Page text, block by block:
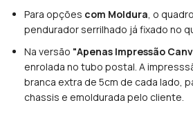
Para opções com Moldura, o
pendurador serrilhado já fixado no
Na versão "Apenas Impressão
enrolada no tubo postal. A
branca extra de 5cm de cada lado,
chassis e emoldurada pelo cliente.